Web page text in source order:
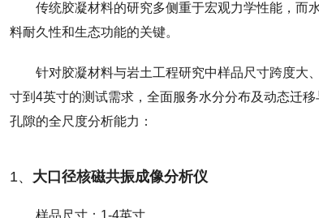
传统胶凝材料的研究多侧重于宏观力学性能，而
料耐久性和生态功能的关键。
针对胶凝材料与岩土工程研究中样品尺寸跨度大
寸到4英寸的测试需求，全面服务水分分布及动态迁
孔隙的全尺度分析能力：
1、 大口径核磁共振成像分析仪